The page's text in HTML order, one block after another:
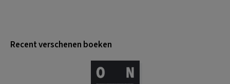
Recent verschenen boeken